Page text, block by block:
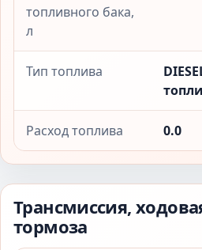
топливного бака,
л
Тип топлива
Расход топлива 0.0
Трансмиссия,
тормоза